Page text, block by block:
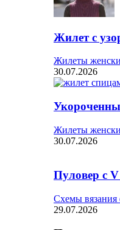
Жилет с
Жилеты
30.07.2026
Жилеты
30.07.2026
Пуловер с
Схемы
29.07.2026